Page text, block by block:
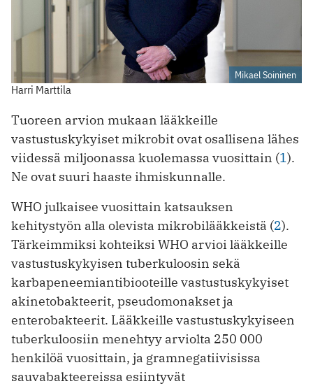
Mikael Soininen
Harri Marttila
Tuoreen arvion mukaan lääkkeille
vastustuskykyiset mikrobit ovat osallisena lähes
viidessä miljoonassa kuolemassa vuosittain (1).
Ne ovat suuri haaste ihmiskunnalle.
WHO julkaisee vuosittain katsauksen
kehitystyön alla olevista mikrobilääkkeistä (2).
Tärkeimmiksi kohteiksi WHO arvioi lääkkeille
vastustuskykyisen tuberkuloosin sekä
karbapeneemiantibiooteille vastustuskykyiset
akinetobakteerit, pseudomonakset ja
enterobakteerit. Lääkkeille vastustuskykyiseen
tuberkuloosiin menehtyy arviolta 250 000
henkilöä vuosittain, ja gramnegatiivisissa
sauvabakteereissa esiintyvät